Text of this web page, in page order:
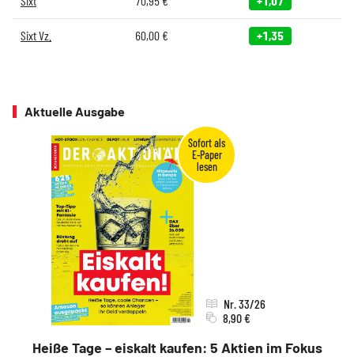
Sixt Vz. 60,00€ +1,35
Aktuelle Ausgabe
Heiße Tage – eiskalt kaufen: 5 Aktien im Fokus
Nr. 33/26
8,90 €